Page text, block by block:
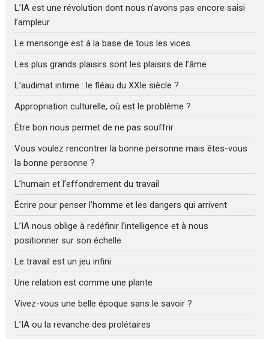
L’IA est une révolution dont nous n’avons pas encore saisi
l’ampleur
Le mensonge est à la base de tous les vices
Les plus grands plaisirs sont les plaisirs de l’âme
L’audimat intime : le fléau du XXIe siècle ?
Appropriation culturelle, où est le problème ?
Être bon nous permet de ne pas souffrir
Vous voulez rencontrer la bonne personne mais êtes-vous
la bonne personne ?
L’humain et l’effondrement du travail
Écrire pour penser l’homme et les dangers qui arrivent
L’IA nous oblige à redéfinir l’intelligence et à nous
positionner sur son échelle
Le travail est un jeu infini
Une relation est comme une plante
Vivez-vous une belle époque sans le savoir ?
L’IA ou la revanche des prolétaires